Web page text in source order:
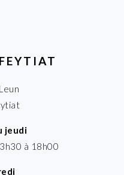
jeudi
à 18h00